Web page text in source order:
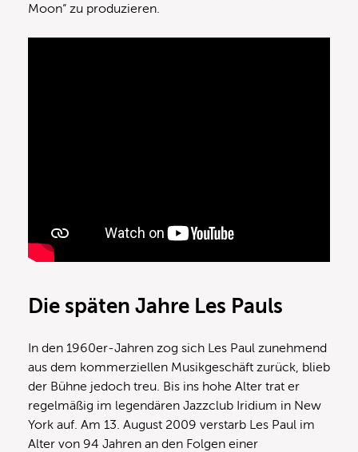
Moon“ zu produzieren.
Die späten Jahre Les Pauls
In den 1960er-Jahren zog sich Les Paul zunehmend
aus dem kommerziellen Musikgeschäft zurück, blieb
der Bühne jedoch treu. Bis ins hohe Alter trat er
regelmäßig im legendären Jazzclub Iridium in New
York auf. Am 13. August 2009 verstarb Les Paul im
Alter von 94 Jahren an den Folgen einer